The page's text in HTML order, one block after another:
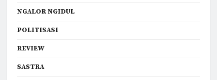
NGALOR NGIDUL
POLITISASI
REVIEW
SASTRA